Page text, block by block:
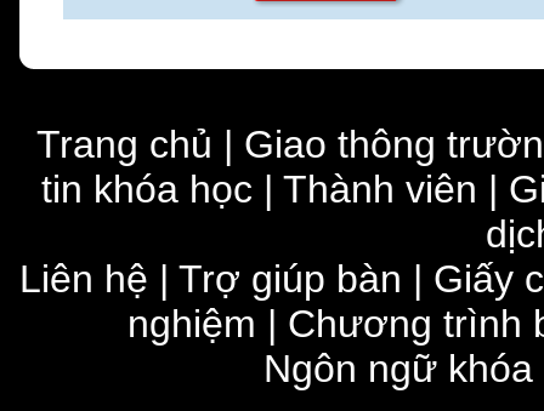
Trang chủ | Giao thông
tin khóa học | Thành viên |
Liên hệ | Trợ giúp bàn | Giấy
nghiệm | Chương trình
Ngôn ngữ khóa